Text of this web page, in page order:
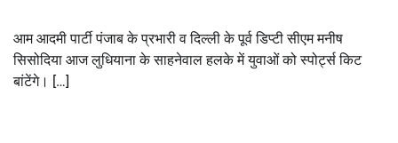
आम आदमी पार्टी पंजाब के प्रभारी व दिल्ली के पूर्व डिप्टी सीएम मनीष
सिसोदिया आज लुधियाना के साहनेवाल हलके में युवाओं को स्पोर्ट्स किट
बांटेंगे। […]